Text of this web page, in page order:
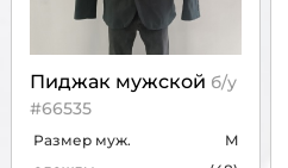
Пиджак мужской б/у
#66535
Размер муж.
M